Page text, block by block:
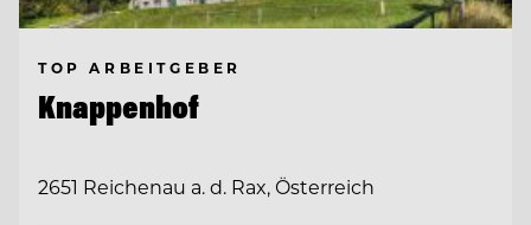
TOP ARBEITGEBER
Knappenhof
2651 Reichenau a. d. Rax, Österreich